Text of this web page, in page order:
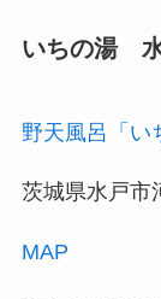
いちの湯
野天風呂「
茨城県水戸市
MAP